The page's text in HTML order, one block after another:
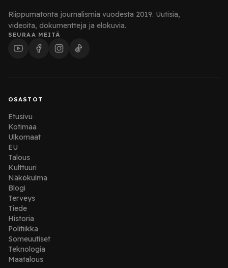
Riippumatonta journalismia vuodesta 2019. Uutisia,
videoita, dokumentteja ja elokuvia.
SEURAA MEITÄ
OSASTOT
Etusivu
Kotimaa
Ulkomaat
EU
Talous
Kulttuuri
Näkökulma
Blogi
Terveys
Tiede
Historia
Politiikka
Someuutiset
Teknologia
Maatalous